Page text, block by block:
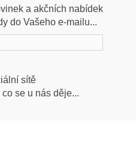
a akčních nabídek
do Vašeho e-mailu...
sítě
se u nás děje...